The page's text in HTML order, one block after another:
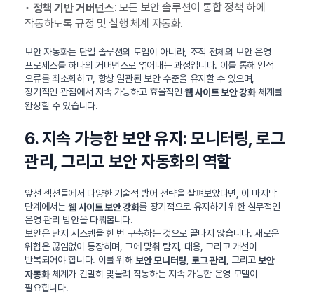
• 정책 기반 거버넌스: 모든 보안 솔루션이 통합 정책 하에
작동하도록 규정 및 실행 체계 자동화.
보안 자동화는 단일 솔루션의 도입이 아니라, 조직 전체의 보안 운영
프로세스를 하나의 거버넌스로 엮어내는 과정입니다. 이를 통해 인적
오류를 최소화하고, 항상 일관된 보안 수준을 유지할 수 있으며,
장기적인 관점에서 지속 가능하고 효율적인웹 사이트 보안 강화체계를
완성할 수 있습니다.
6. 지속 가능한 보안 유지: 모니터링, 로그
관리, 그리고 보안 자동화의 역할
앞선 섹션들에서 다양한 기술적 방어 전략을 살펴보았다면, 이 마지막
단계에서는웹 사이트 보안 강화를 장기적으로 유지하기 위한 실무적인
운영 관리 방안을 다뤄봅니다.
보안은 단지 시스템을 한 번 구축하는 것으로 끝나지 않습니다. 새로운
위협은 끊임없이 등장하며, 그에 맞춰 탐지, 대응, 그리고 개선이
반복되어야 합니다. 이를 위해보안 모니터링,로그 관리 , 그리고보안
자동화체계가 긴밀히 맞물려 작동하는 지속 가능한 운영 모델이
필요합니다.